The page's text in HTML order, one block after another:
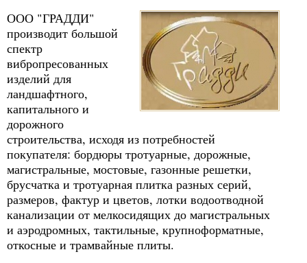
ООО "ГРАДДИ"
производит большой
спектр
вибропресованных
изделий для
ландшафтного,
капитального и
дорожного
строительства, исходя из потребностей
покупателя: бордюры тротуарные, дорожные,
магистральные, мостовые, газонные решетки,
брусчатка и тротуарная плитка разных серий,
размеров, фактур и цветов, лотки водоотводной
канализации от мелкосидящих до магистральных
и аэродромных, тактильные, крупноформатные,
откосные и трамвайные плиты.